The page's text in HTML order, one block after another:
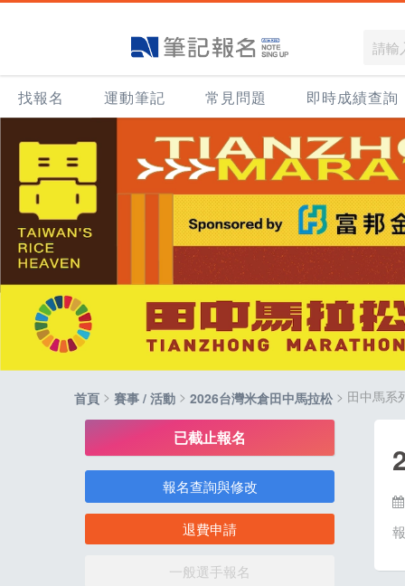
找報名 運動筆記 常見問題 即時成績查詢
首頁 > 賽事 / 活動 > 2026台灣米倉田中馬拉松 > 田中馬系
已截止報名
報名查詢與修改
退費申請
一般選手報名